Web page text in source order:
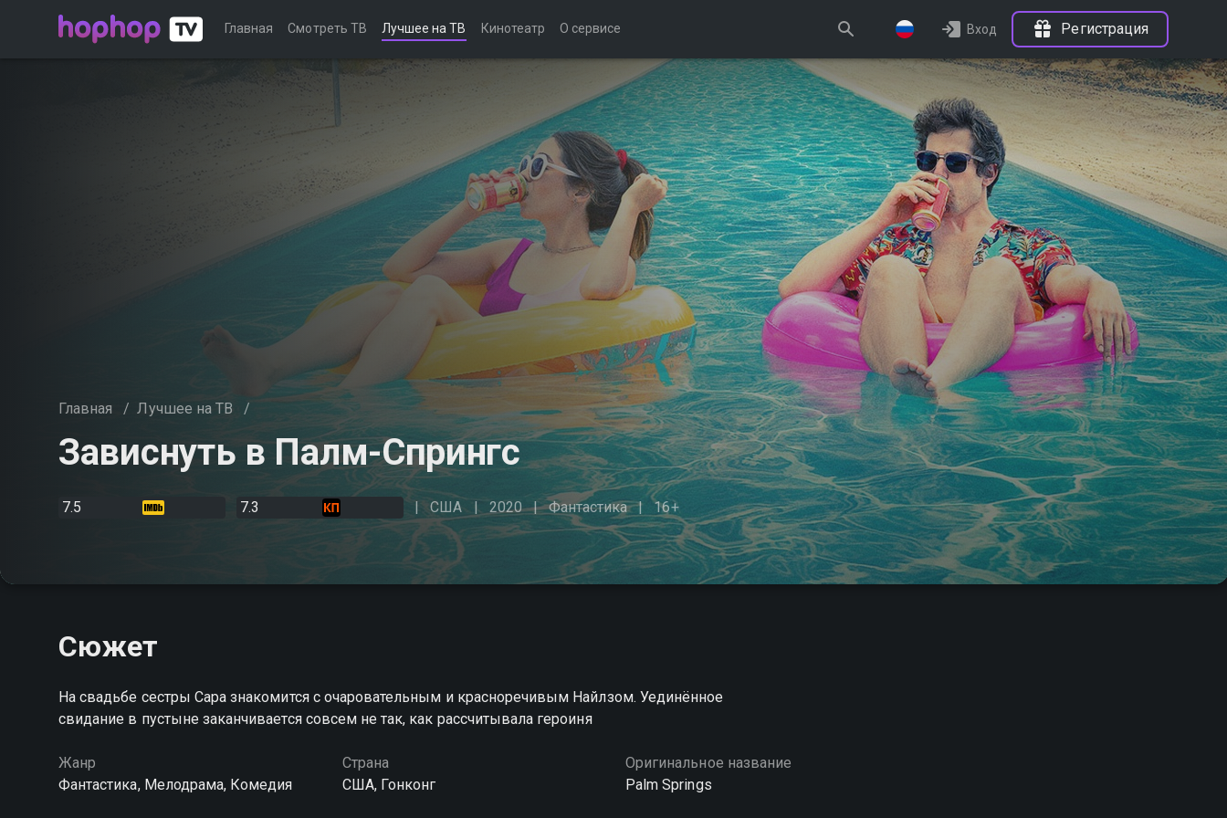
Главная Смотреть ТВ Лучшее на ТВ Кинотеатр О сервисе Вход Регистрация
Главная / Лучшее на ТВ /
Зависнуть в Палм-Спрингс
7.5 7.3 США 2020 Фантастика 16+
Сюжет
На свадьбе сестры Сара знакомится с очаровательным и красноречивым Найлзом. Уединённое
свидание в пустыне заканчивается совсем не так, как рассчитывала героиня
Жанр
Фантастика, Мелодрама, Комедия
Страна
США, Гонконг
Оригинальное название
Palm Springs